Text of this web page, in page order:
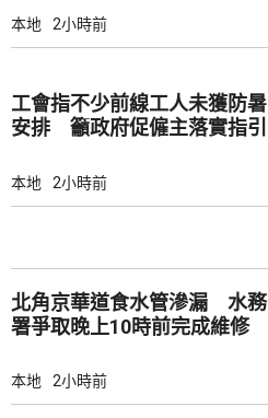
本地 2小時前
工會指不少前線工人未獲防暑
安排 籲政府促僱主落實指引
本地 2小時前
北角京華道食水管滲漏 水務
署爭取晚上10時前完成維修
本地 2小時前